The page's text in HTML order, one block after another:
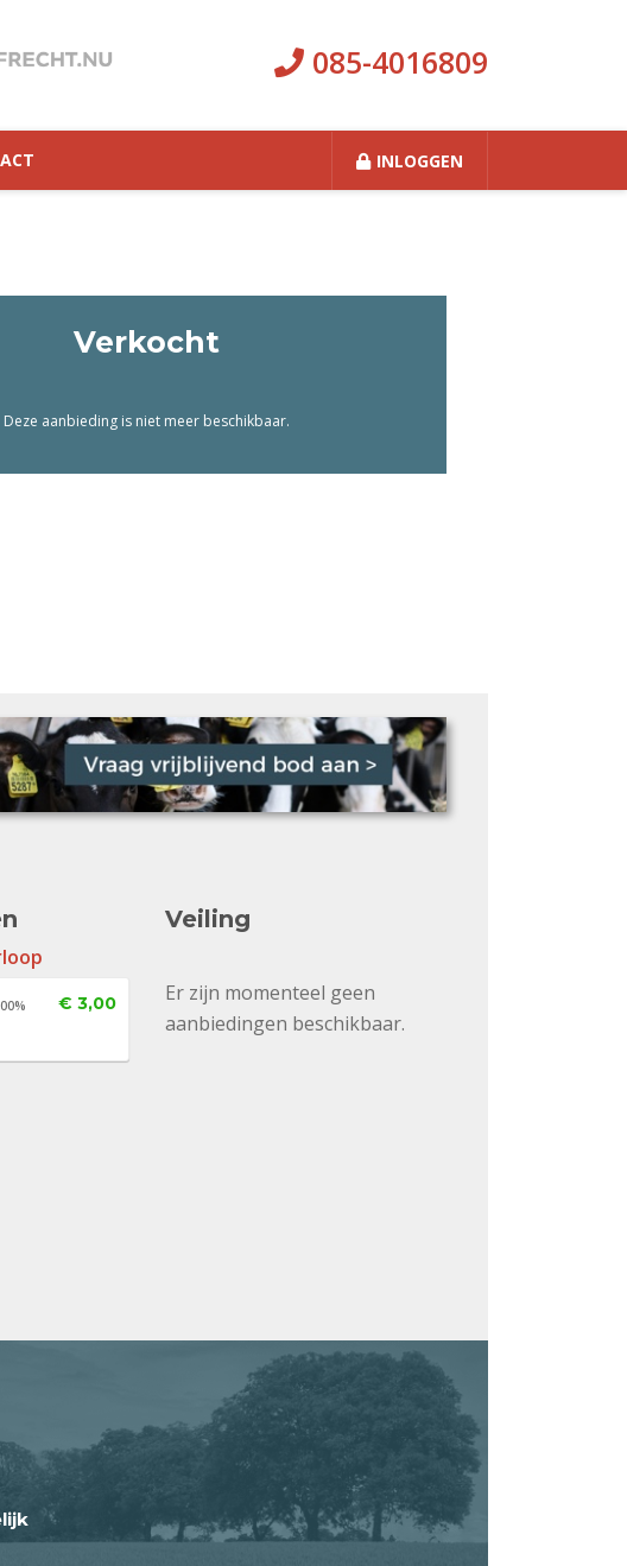
085-4016809
INLOGGEN
Verkocht
Deze aanbieding is niet meer beschikbaar.
€ 3,00
Veiling
Er zijn momenteel geen
aanbiedingen beschikbaar.